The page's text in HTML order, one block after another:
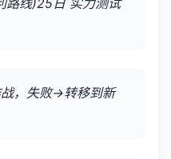
路线)25日 实力测试
，失败→转移到新